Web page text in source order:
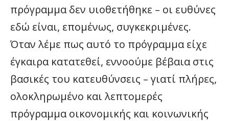
πρόγραμμα δεν υιοθετήθηκε – οι ευθύνες
εδώ είναι, επομένως, συγκεκριμένες.
Όταν λέμε πως αυτό το πρόγραμμα είχε
έγκαιρα κατατεθεί, εννοούμε βέβαια στις
βασικές του κατευθύνσεις – γιατί πλήρες,
ολοκληρωμένο και λεπτομερές
πρόγραμμα οικονομικής και κοινωνικής